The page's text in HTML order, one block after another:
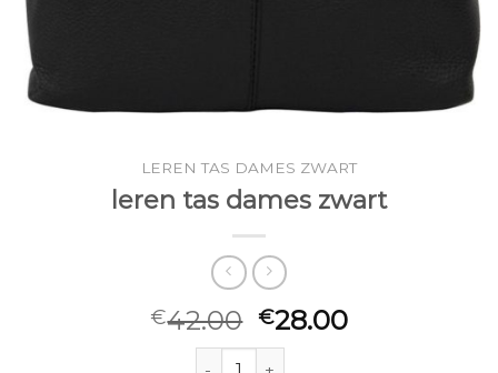
LEREN TAS DAMES ZWART
leren tas dames zwart
€42.00 €28.00
leren tas dames zwart aantal